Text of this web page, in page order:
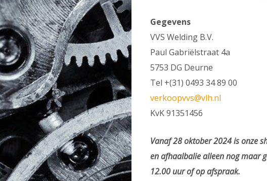
Gegevens
VVS Welding B.V.
Paul Gabriëlstraat 4a
5753 DG Deurne
Tel +(31) 0493 34 89 00
verkoopvvs@vlh.nl
KvK 91351456
Vanaf 28 oktober 2024 is onze
en afhaalbalie alleen nog maar
12.00 uur of op afspraak.